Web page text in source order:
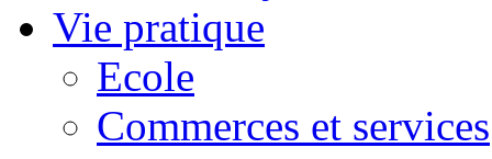
Vie pratique
Ecole
Commerces et services